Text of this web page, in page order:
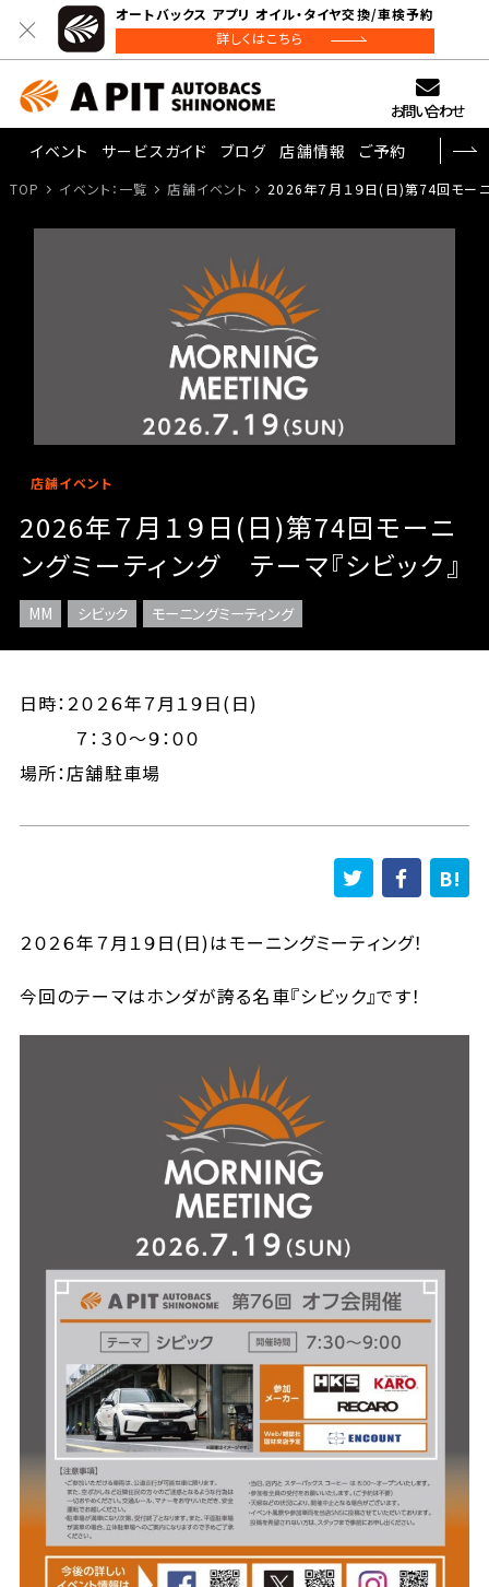
オートバックス アプリ オイル・タイヤ交換/車検予約
詳しくはこちら
お問い合わせ
イベント
サービスガイド ブログ 店舗情報 ご予約
TOP イベント：一覧 店舗イベント 2026年７月１９日(日)第74回モー
店舗イベント
2026年７月１９日(日)第74回モーニ
ングミーティング テーマ『シビック』
MM シビック モーニングミーティング
日時：２０２６年７月１９日(日)
７：３０～９：００
場所：店舗駐車場
２０２６年７月１９日(日)はモーニングミーティング！
今回のテーマはホンダが誇る名車『シビック』です！